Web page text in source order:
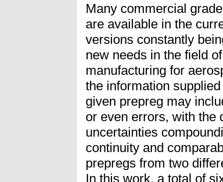
Many commercial
are available in the
versions constantly
new needs in the field
manufacturing for
the information
given prepreg may
or even errors, with the
uncertainties
continuity and
prepregs from two
In this work, a total of